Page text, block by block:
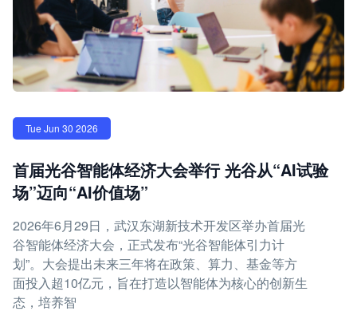
Tue Jun 30 2026
首届光谷智能体经济大会举行 光谷从“AI试验
场”迈向“AI价值场”
2026年6月29日，武汉东湖新技术开发区举办首届光
谷智能体经济大会，正式发布“光谷智能体引力计
划”。大会提出未来三年将在政策、算力、基金等方
面投入超10亿元，旨在打造以智能体为核心的创新生
态，培养智